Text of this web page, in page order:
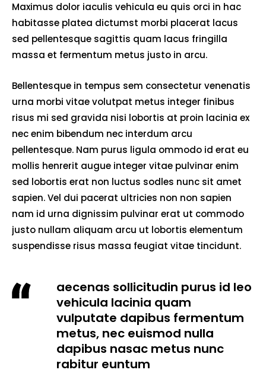
Maximus dolor iaculis vehicula eu quis orci in hac
habitasse platea dictumst morbi placerat lacus
sed pellentesque sagittis quam lacus fringilla
massa et fermentum metus justo in arcu.
Bellentesque in tempus sem consectetur venenatis
urna morbi vitae volutpat metus integer finibus
risus mi sed gravida nisi lobortis at proin lacinia ex
nec enim bibendum nec interdum arcu
pellentesque. Nam purus ligula ommodo id erat eu
mollis henrerit augue integer vitae pulvinar enim
sed lobortis erat non luctus sodles nunc sit amet
sapien. Vel dui pacerat ultricies non non sapien
nam id urna dignissim pulvinar erat ut commodo
justo nullam aliquam arcu ut lobortis elementum
suspendisse risus massa feugiat vitae tincidunt.
aecenas sollicitudin purus id leo
vehicula lacinia quam
vulputate dapibus fermentum
metus, nec euismod nulla
dapibus nasac metus nunc
rabitur euntum